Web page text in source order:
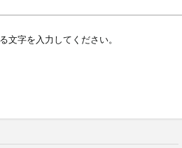
文字を入力してください。